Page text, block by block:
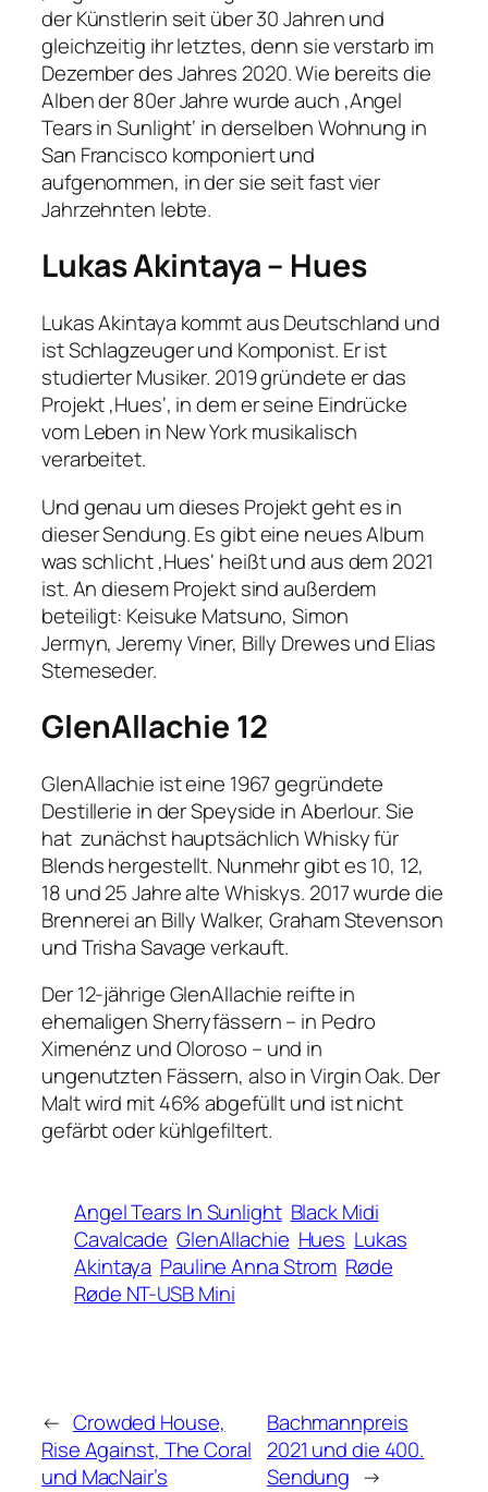
der Künstlerin seit über 30 Jahren und
gleichzeitig ihr letztes, denn sie verstarb im
Dezember des Jahres 2020. Wie bereits die
Alben der 80er Jahre wurde auch ‚Angel
Tears in Sunlight‘ in derselben Wohnung in
San Francisco komponiert und
aufgenommen, in der sie seit fast vier
Jahrzehnten lebte.
Lukas Akintaya – Hues
Lukas Akintaya kommt aus Deutschland und
ist Schlagzeuger und Komponist. Er ist
studierter Musiker. 2019 gründete er das
Projekt ‚Hues‘, in dem er seine Eindrücke
vom Leben in New York musikalisch
verarbeitet.
Und genau um dieses Projekt geht es in
dieser Sendung. Es gibt eine neues Album
was schlicht ‚Hues‘ heißt und aus dem 2021
ist. An diesem Projekt sind außerdem
beteiligt: Keisuke Matsuno, Simon
Jermyn, Jeremy Viner, Billy Drewes und Elias
Stemeseder.
GlenAllachie 12
GlenAllachie ist eine 1967 gegründete
Destillerie in der Speyside in Aberlour. Sie
hat zunächst hauptsächlich Whisky für
Blends hergestellt. Nunmehr gibt es 10, 12,
18 und 25 Jahre alte Whiskys. 2017 wurde die
Brennerei an Billy Walker, Graham Stevenson
und Trisha Savage verkauft.
Der 12-jährige GlenAllachie reifte in
ehemaligen Sherryfässern – in Pedro
Ximenénz und Oloroso – und in
ungenutzten Fässern, also in Virgin Oak. Der
Malt wird mit 46% abgefüllt und ist nicht
gefärbt oder kühlgefiltert.
Angel Tears In Sunlight Black Midi
Cavalcade GlenAllachie Hues Lukas
Akintaya Pauline Anna Strom Røde
Røde NT-USB Mini
← Crowded House,
Rise Against, The Coral
und MacNair’s
Bachmannpreis
2021 und die 400.
Sendung →